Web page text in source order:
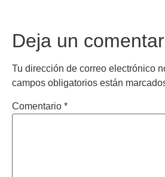
Deja un
Tu dirección de correo electrónico
campos obligatorios están
Comentario *